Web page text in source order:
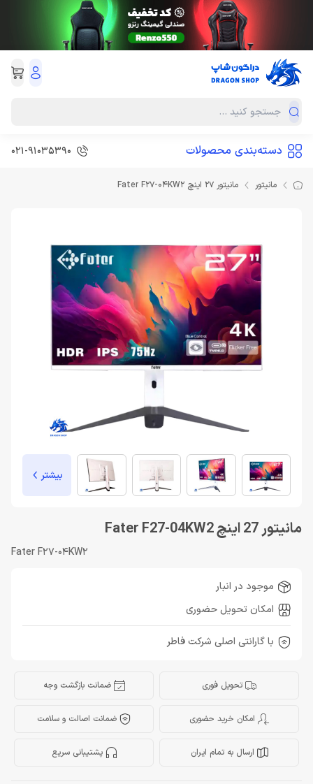
دسته‌بندی محصولات 021-91035390
مانیتور مانیتور 27 اینچ Fater F27-04KW2
بیشتر
مانیتور 27 اینچ Fater F27-04KW2
Fater F27-04KW2
موجود در انبار
امکان تحویل حضوری
با گارانتی اصلی شرکت فاطر
تحویل فوری ضمانت بازگشت وجه
امکان خرید حضوری ضمانت اصالت و سلامت
ارسال به تمام ایران پشتیبانی سریع